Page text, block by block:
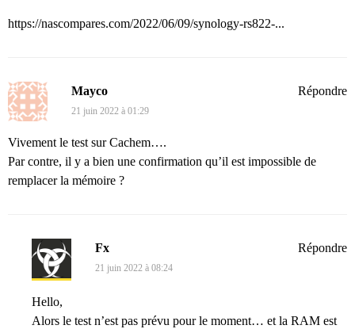
https://nascompares.com/2022/06/09/synology-rs822-...
Mayco
21 juin 2022 à 01:29
Vivement le test sur Cachem….
Par contre, il y a bien une confirmation qu’il est impossible de
remplacer la mémoire ?
Répondre
Fx
21 juin 2022 à 08:24
Hello,
Alors le test n’est pas prévu pour le moment… et la RAM est
Répondre